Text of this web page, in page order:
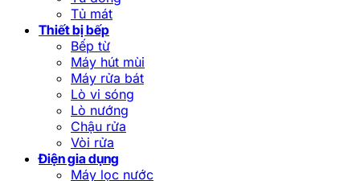
Tủ mát
Thiết bị bếp
Bếp từ
Máy hút mùi
Máy rửa bát
Lò vi sóng
Lò nướng
Chậu rửa
Vòi rửa
Điện gia dụng
Máy lọc nước